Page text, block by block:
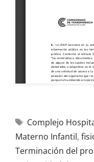
Complejo
Materno Infantil,
Terminación del